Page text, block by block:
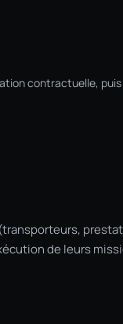
contractuelle,
de leurs